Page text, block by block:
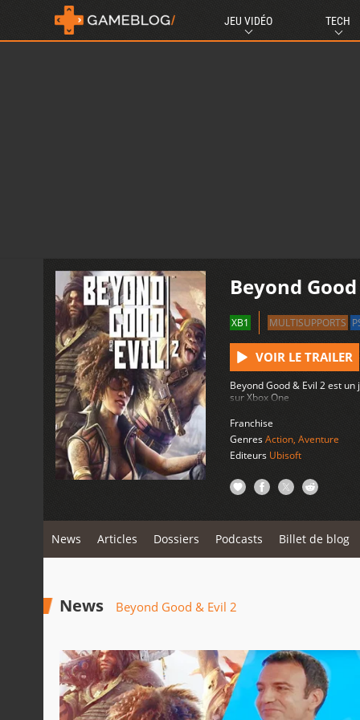
JEU VIDÉO TECH
Beyond
XB1 MULTISUPPORTS
VOIR LE TRAILER
Beyond Good & Evil 2 est
sur Xbox One
Franchise
GenresAction, Aventure
Editeurs Ubisoft
News Articles Dossiers Podcasts Billet de blog
News Beyond Good & Evil 2